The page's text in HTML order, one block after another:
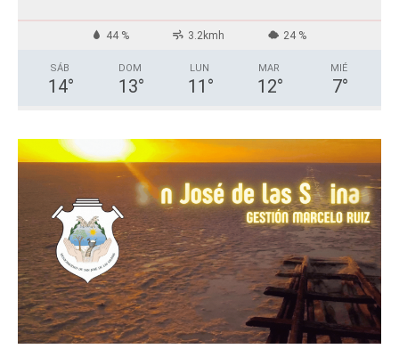
44 % 3.2kmh 24 %
SÁB
14°
DOM
13°
LUN
11 °
MAR
12°
MIÉ
7°